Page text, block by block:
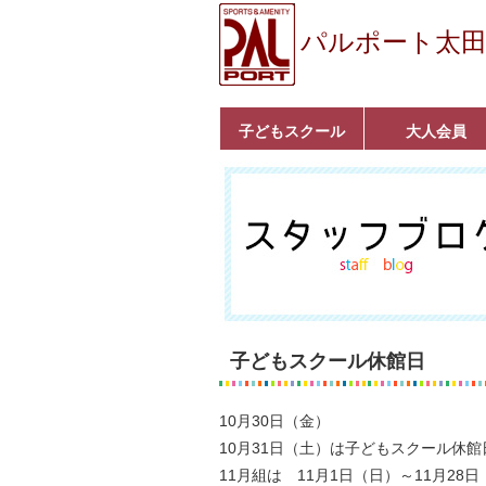
パルポート太田
子どもスクール
ベビーコース
幼児コース
小学生コース
育成コース
選手コース
キッズパーク(体操教
室)
クラシックバレエ
ボルダリング
■入会案内
大人会員
いきいきコース
トライアスロン
フィットネス
■入会案内
子どもスクール休館日
10月30日（金）
10月31日（土）は子どもスクール休館
11月組は 11月1日（日）～11月28